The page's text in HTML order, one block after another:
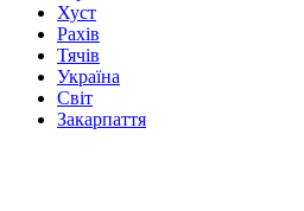
Хуст
Рахів
Тячів
Україна
Світ
Закарпаття